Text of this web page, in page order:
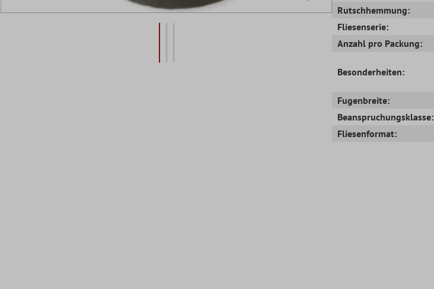
Rutschhemmung:
Fliesenserie:
Anzahl pro Packung:
Besonderheiten:
Fugenbreite:
Beanspruchungsklasse:
Fliesenformat: